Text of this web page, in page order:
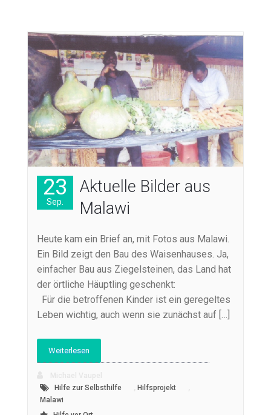
23
Sep.
Aktuelle Bilder aus
Malawi
Heute kam ein Brief an, mit Fotos aus Malawi.
Ein Bild zeigt den Bau des Waisenhauses. Ja,
einfacher Bau aus Ziegelsteinen, das Land hat
der örtliche Häuptling geschenkt:
Für die betroffenen Kinder ist ein geregeltes
Leben wichtig, auch wenn sie zunächst auf […]
Weiterlesen
Hilfe zur Selbsthilfe
Hilfsprojekt
Malawi